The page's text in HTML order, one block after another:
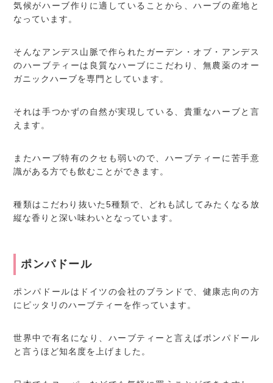
気候がハーブ作りに適していることから、ハーブの産地と
なっています。
そんなアンデス山脈で作られたガーデン・オブ・アンデス
のハーブティーは良質なハーブにこだわり、無農薬のオー
ガニックハーブを専門としています。
それは手つかずの自然が実現している、貴重なハーブと言
えます。
またハーブ特有のクセも弱いので、ハーブティーに苦手意
識がある方でも飲むことができます。
種類はこだわり抜いた5種類で、どれも試してみたくなる放
縦な香りと深い味わいとなっています。
ポンパドール
ポンパドールはドイツの会社のブランドで、健康志向の方
にピッタリのハーブティーを作っています。
世界中で有名になり、ハーブティーと言えばポンパドール
と言うほど知名度を上げました。